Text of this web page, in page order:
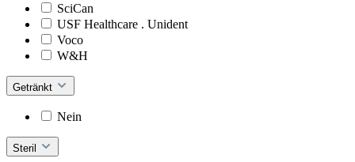
SciCan
USF Healthcare . Unident
Voco
W&H
Getränkt
Nein
Steril